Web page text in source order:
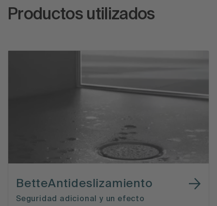
Productos utilizados
BetteAntideslizamiento
Seguridad adicional y un efecto